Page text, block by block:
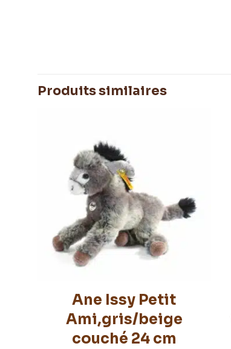
Produits similaires
Ane Issy Petit
Ami,gris/beige
couché 24 cm